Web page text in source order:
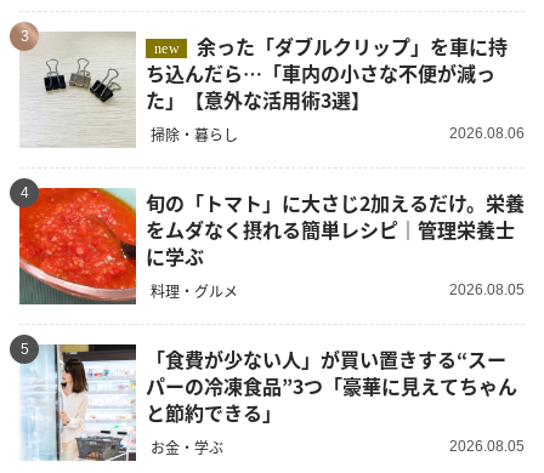
3
new
余った「ダブルクリップ」を車に持
ち込んだら…「車内の小さな不便が減っ
た」【意外な活用術3選】
掃除・暮らし 2026.08.06
4
旬の「トマト」に大さじ2加えるだけ。栄養
をムダなく摂れる簡単レシピ｜管理栄養士
に学ぶ
料理・グルメ 2026.08.05
5
「食費が少ない人」が買い置きする“スー
パーの冷凍食品”3つ「豪華に見えてちゃん
と節約できる」
お金・学ぶ 2026.08.05